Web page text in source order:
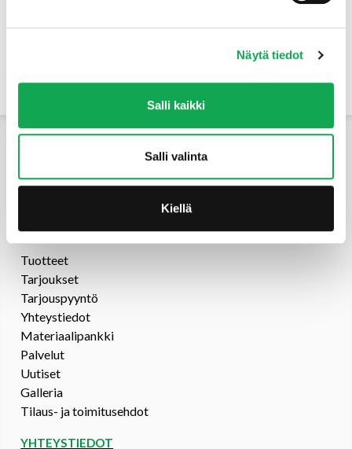
Näytä tiedot
Salli kaikki
Salli valinta
Kiellä
Tuotteet
Tarjoukset
Tarjouspyyntö
Yhteystiedot
Materiaalipankki
Palvelut
Uutiset
Galleria
Tilaus- ja toimitusehdot
YHTEYSTIEDOT